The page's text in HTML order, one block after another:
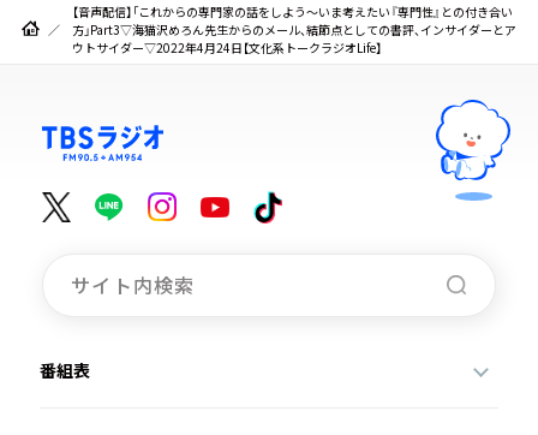
【音声配信】「これからの専門家の話をしよう～いま考えたい『専門性』との付き合い
方」Part3▽海猫沢めろん先生からのメール、結節点としての書評、インサイダーとア
ウトサイダー▽2022年4月24日【文化系トークラジオLife】
番組表